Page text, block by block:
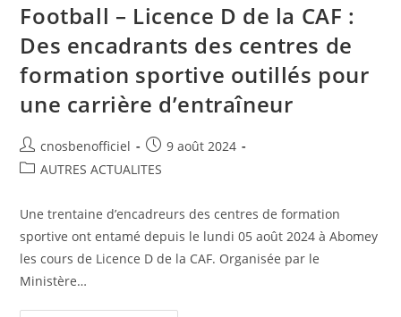
Football – Licence D de la CAF :
Des encadrants des centres de
formation sportive outillés pour
une carrière d’entraîneur
cnosbenofficiel
9 août 2024
AUTRES ACTUALITES
Une trentaine d’encadreurs des centres de formation
sportive ont entamé depuis le lundi 05 août 2024 à Abomey
les cours de Licence D de la CAF. Organisée par le
Ministère…